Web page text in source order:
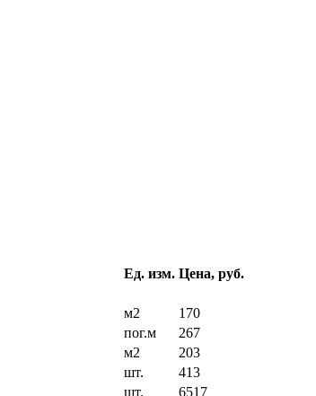
Ед. изм. Цена, руб.
м2
170
пог.м
267
м2
203
шт.
413
шт. 6517